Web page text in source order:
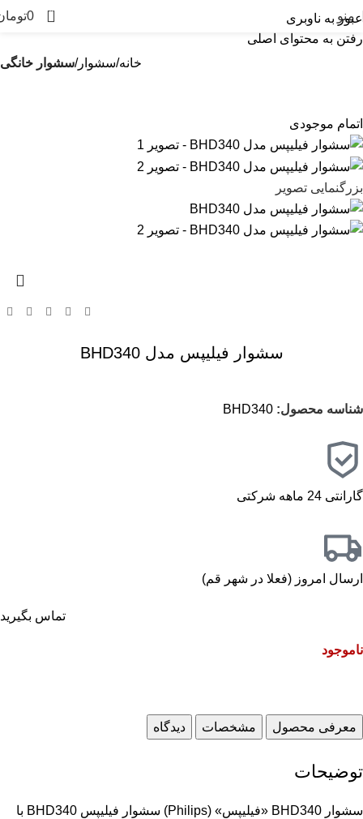
عبور به ناوبری
رفتن به محتوای اصلی
منو 0
0
خانه سشوار سشوار خانگی
اتمام موجودی
بزرگنمایی تصویر
سشوار فیلیپس مدل BHD340
شناسه محصول: BHD340
گارانتی 24 ماهه شرکتی
ارسال امروز (فعلا در شهر قم)
تماس بگیرید
ناموجود
معرفی محصول مشخصات دیدگاه
توضیحات
سشوار BHD340 «فیلیپس» (Philips) سشوار فیلیپس BHD340 با